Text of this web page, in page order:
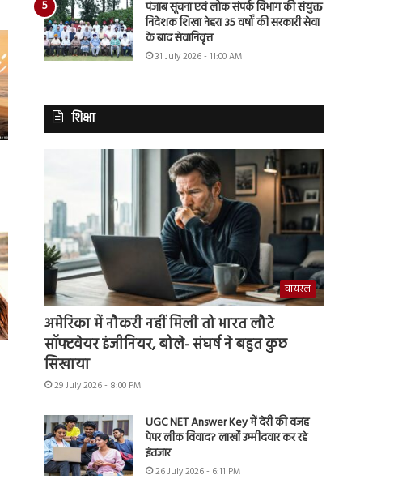
पंजाब सूचना एवं लोक संपर्क विभाग की संयुक्त
निदेशक शिखा नेहरा 35 वर्षों की सरकारी सेवा
के बाद सेवानिवृत्त
31 July 2026 - 11:00 AM
शिक्षा
वायरल
अमेरिका में नौकरी नहीं मिली तो भारत लौटे
सॉफ्टवेयर इंजीनियर, बोले- संघर्ष ने बहुत कुछ
सिखाया
29 July 2026 - 8:00 PM
UGC NET Answer Key में देरी की वजह
पेपर लीक विवाद? लाखों उम्मीदवार कर रहे
इंतजार
26 July 2026 - 6:11 PM